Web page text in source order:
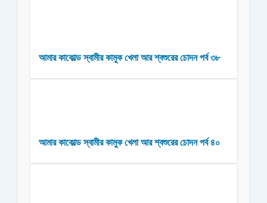
আমার কাকোল্ড স্বামীর কামুক খেলা আর শ্বশুরের চোদন পর্ব ৩৮
আমার কাকোল্ড স্বামীর কামুক খেলা আর শ্বশুরের চোদন পর্ব ৪০